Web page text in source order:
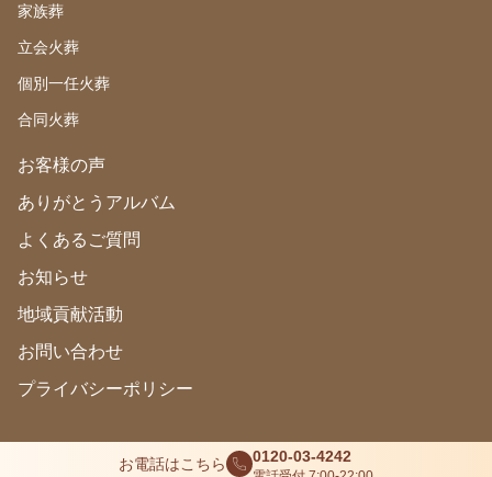
家族葬
立会火葬
個別一任火葬
合同火葬
お客様の声
ありがとうアルバム
よくあるご質問
お知らせ
地域貢献活動
お問い合わせ
プライバシーポリシー
お電話はこちら 0120-03-4242
Copyright 2025 kenyu pet celemony.All Rights Reserved